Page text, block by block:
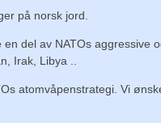
på norsk jord.
del av NATOs aggressive
Irak, Libya ..
atomvåpenstrategi. Vi